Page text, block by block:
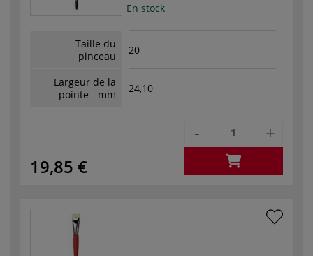
En stock
Taille du
pinceau
20
Largeur de la
pointe - mm
24,10
19,85 €
- +